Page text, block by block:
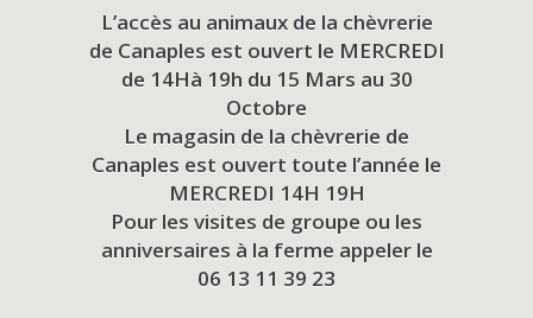
L’accès au animaux de la chèvrerie
de Canaples est ouvert le MERCREDI
de 14Hà 19h du 15 Mars au 30
Octobre
Le magasin de la chèvrerie de
Canaples est ouvert toute l’année le
MERCREDI 14H 19H
Pour les visites de groupe ou les
anniversaires à la ferme appeler le
06 13 11 39 23